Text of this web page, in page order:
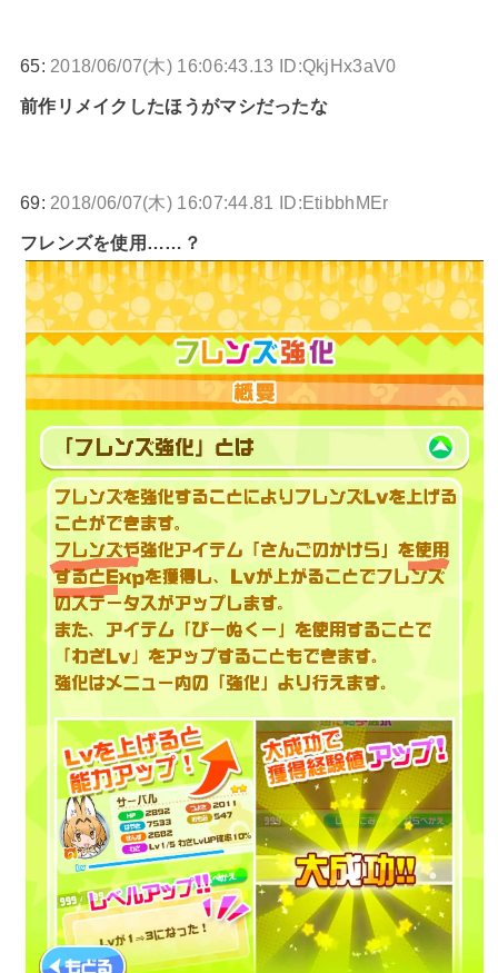
65: 2018/06/07(木) 16:06:43.13 ID:QkjHx3aV0
前作リメイクしたほうがマシだったな
69: 2018/06/07(木) 16:07:44.81 ID:EtibbhMEr
フレンズを使用……？